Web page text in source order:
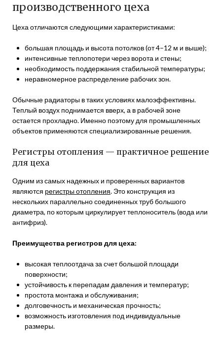
производственного цеха
Цеха отличаются следующими характеристиками:
большая площадь и высота потолков (от 4–12 м и выше);
интенсивные теплопотери через ворота и стены;
необходимость поддержания стабильной температуры;
неравномерное распределение рабочих зон.
Обычные радиаторы в таких условиях малоэффективны.
Теплый воздух поднимается вверх, а в рабочей зоне
остается прохладно. Именно поэтому для промышленных
объектов применяются специализированные решения.
Регистры отопления — практичное решение
для цеха
Одним из самых надежных и проверенных вариантов
являются регистры отопления. Это конструкция из
нескольких параллельно соединенных труб большого
диаметра, по которым циркулирует теплоноситель (вода или
антифриз).
Преимущества регистров для цеха:
высокая теплоотдача за счет большой площади
поверхности;
устойчивость к перепадам давления и температур;
простота монтажа и обслуживания;
долговечность и механическая прочность;
возможность изготовления под индивидуальные
размеры.